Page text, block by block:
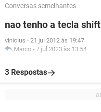
Conversas semelhantes
nao tenho a tecla shift
vinicius - 21 jul 2012 às 19:47
Marco - 7 jul 2023 às 13:54
3 Respostas